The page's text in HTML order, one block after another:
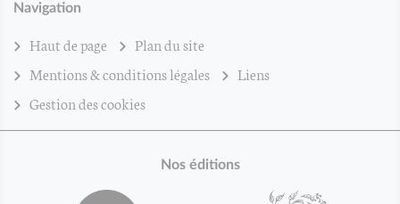
Navigation
Haut de page
Plan du site
Mentions & conditions légales
Liens
Gestion des cookies
Nos éditions